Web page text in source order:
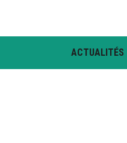
ACTUALITÉS